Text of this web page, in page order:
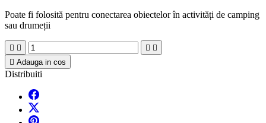
Poate fi folosită pentru conectarea obiectelor în activități de camping
sau drumeții
   
 Adauga in cos
Distribuiti